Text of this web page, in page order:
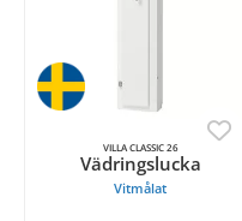
VILLA CLASSIC 26
Vädringslucka
Vitmålat